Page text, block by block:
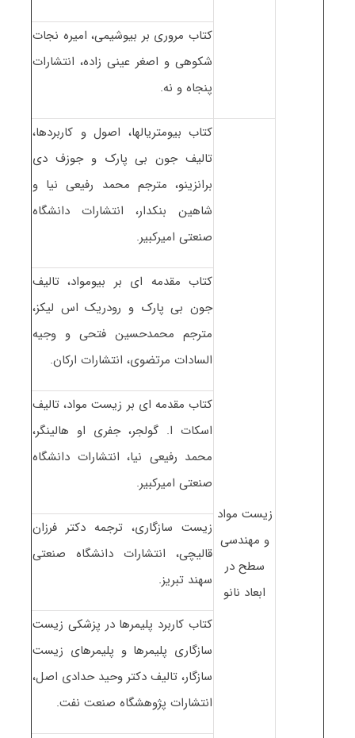
کتاب مروری بر بیوشیمی، امیره نجات
شکوهی و اصغر عینی زاده، انتشارات
پنجاه و نه.
زیست مواد
و مهندسی
سطح در
ابعاد نانو
کتاب بیومتریالها، اصول و کاربردها،
تالیف جون بی پارک و جوزف دی
برانزینو، مترجم محمد رفیعی نیا و
شاهین بنکدار، انتشارات دانشگاه
صنعتی امیرکبیر.
کتاب مقدمه ای بر بیومواد، تالیف
جون بی پارک و رودریک اس لیکز،
مترجم محمدحسین فتحی و وجیه
السادات مرتضوی، انتشارات ارکان.
کتاب مقدمه ای بر زیست مواد، تالیف
اسکات ا. گولجر، جفری او هالینگر،
محمد رفیعی نیا، انتشارات دانشگاه
صنعتی امیرکبیر.
زیست سازگاری، ترجمه دکتر فرزان
قالیچی، انتشارات دانشگاه صنعتی
سهند تبریز.
کتاب کاربرد پلیمرها در پزشکی زیست
سازگاری پلیمرها و پلیمرهای زیست
سازگار، تالیف دکتر وحید حدادی اصل،
انتشارات پژوهشگاه صنعت نفت.